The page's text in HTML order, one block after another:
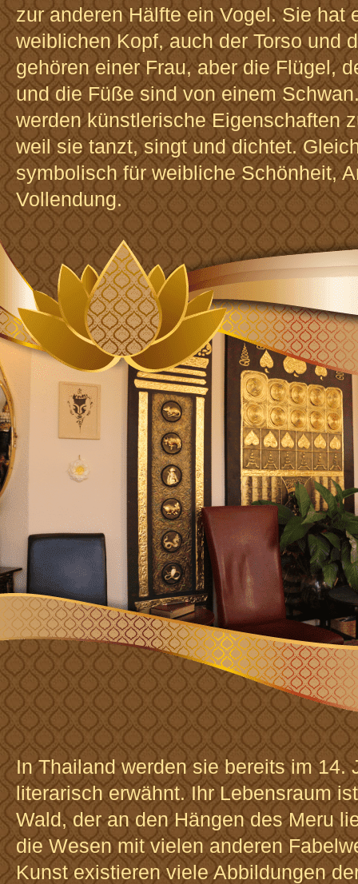
zur anderen Hälfte ein Vogel. Sie hat
weiblichen Kopf, auch der Torso und
gehören einer Frau, aber die Flügel,
und die Füße sind von einem
werden künstlerische Eigenschaften
weil sie tanzt, singt und dichtet.
symbolisch für weibliche Schönheit,
Vollendung.
In Thailand werden sie bereits im 14.
literarisch erwähnt. Ihr Lebensraum
Wald, der an den Hängen des Meru
die Wesen mit vielen anderen
Kunst existieren viele Abbildungen